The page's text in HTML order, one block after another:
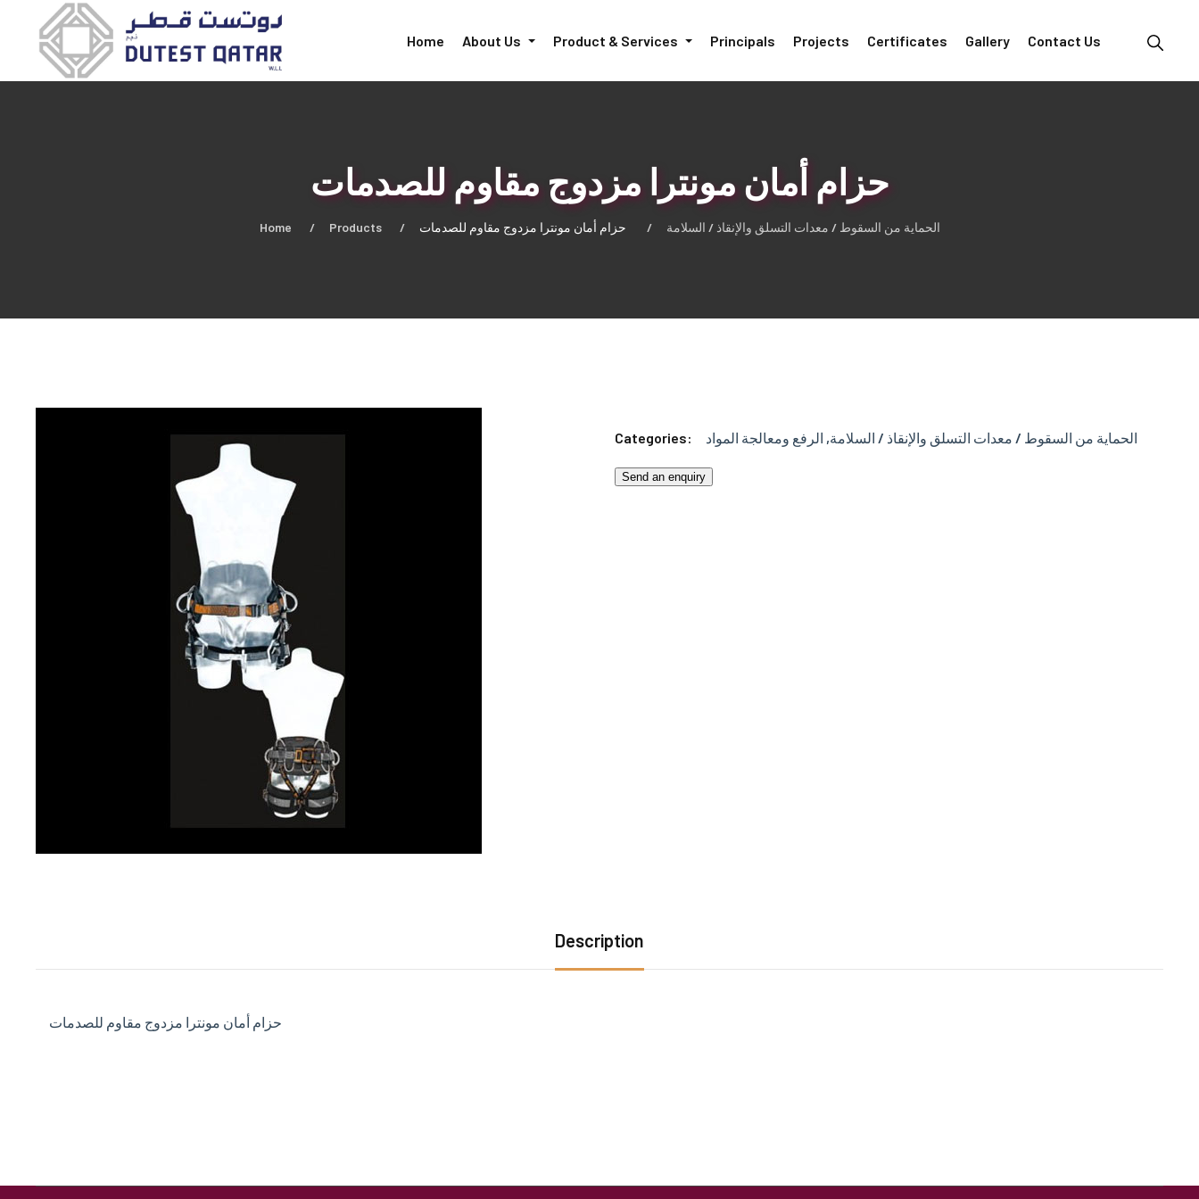
Home About Us Product & Services Principals Projects Certificates Gallery Contact Us
حزام أمان مونترا مزدوج مقاوم للصدمات
Home Products الحماية من السقوط / معدات التسلق والإنقاذ / السلامة حزام أمان مونترا مزدوج مقاوم للصدمات
Categories: الحماية من السقوط / معدات التسلق والإنقاذ / السلامة, الرفع ومعالجة المواد
Send an enquiry
Description
حزام أمان مونترا مزدوج مقاوم للصدمات